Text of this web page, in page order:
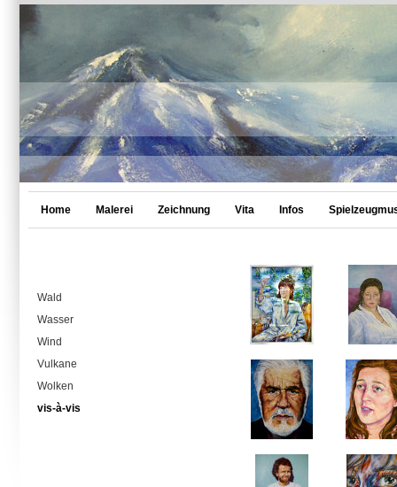
Home Malerei Zeichnung Vita Infos
Wald
Wasser
Wind
Vulkane
Wolken
vis-à-vis